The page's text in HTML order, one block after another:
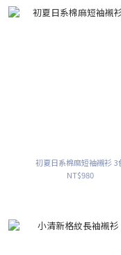
初夏日系棉麻短袖襯衫 3
NT$980